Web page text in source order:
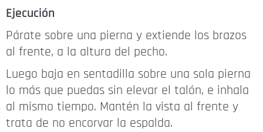
Ejecución
Párate sobre una pierna y extiende los brazos
al frente, a la altura del pecho.
Luego baja en sentadilla sobre una sola pierna
lo más que puedas sin elevar el talón, e inhala
al mismo tiempo. Mantén la vista al frente y
trata de no encorvar la espalda.